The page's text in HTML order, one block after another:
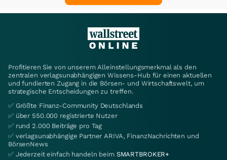
Profitieren Sie von unserem Alleinstellungsmerkmal als den
zentralen verlagsunabhängigen Wissens-Hub für einen aktuellen
und fundierten Zugang in die Börsen- und Wirtschaftswelt, um
strategische Entscheidungen zu treffen.
✅ Größte Finanz-Community Deutschlands
✅ über 550.000 registrierte Nutzer
✅ rund 2.000 Beiträge pro Tag
✅ verlagsunabhängige Partner ARIVA, FinanzNachrichten und
BörsenNews
✅ Jederzeit einfach handeln beim SMARTBROKER+